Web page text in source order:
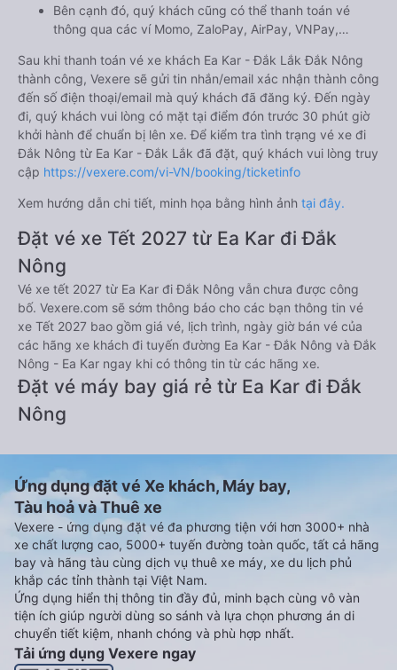
Bên cạnh đó, quý khách cũng có thể thanh toán vé
thông qua các ví Momo, ZaloPay, AirPay, VNPay,…
Sau khi thanh toán vé xe khách Ea Kar - Đắk Lắk Đắk Nông
thành công, Vexere sẽ gửi tin nhắn/email xác nhận thành công
đến số điện thoại/email mà quý khách đã đăng ký. Đến ngày
đi, quý khách vui lòng có mặt tại điểm đón trước 30 phút giờ
khởi hành để chuẩn bị lên xe. Để kiểm tra tình trạng vé xe đi
Đắk Nông từ Ea Kar - Đắk Lắk đã đặt, quý khách vui lòng truy
cập https://vexere.com/vi-VN/booking/ticketinfo
Xem hướng dẫn chi tiết, minh họa bằng hình ảnh tại đây.
Đặt vé xe Tết 2027 từ Ea Kar đi Đắk
Nông
Vé xe tết 2027 từ Ea Kar đi Đắk Nông vẫn chưa được công
bố. Vexere.com sẽ sớm thông báo cho các bạn thông tin vé
xe Tết 2027 bao gồm giá vé, lịch trình, ngày giờ bán vé của
các hãng xe khách đi tuyến đường Ea Kar - Đắk Nông và Đắk
Nông - Ea Kar ngay khi có thông tin từ các hãng xe.
Đặt vé máy bay giá rẻ từ Ea Kar đi Đắk
Nông
Ứng dụng đặt vé Xe khách, Máy bay,
Tàu hoả và Thuê xe
Vexere - ứng dụng đặt vé đa phương tiện với hơn 3000+ nhà
xe chất lượng cao, 5000+ tuyến đường toàn quốc, tất cả hãng
bay và hãng tàu cùng dịch vụ thuê xe máy, xe du lịch phủ
khắp các tỉnh thành tại Việt Nam.
Ứng dụng hiển thị thông tin đầy đủ, minh bạch cùng vô vàn
tiện ích giúp người dùng so sánh và lựa chọn phương án di
chuyển tiết kiệm, nhanh chóng và phù hợp nhất.
Tải ứng dụng Vexere ngay